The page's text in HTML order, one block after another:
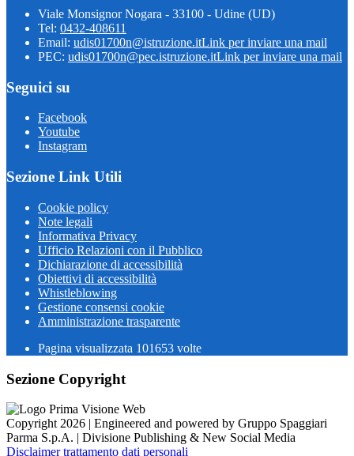
Viale Monsignor Nogara - 33100 - Udine (UD)
Tel: 0432-408611
Email: udis01700n@istruzione.itLink per inviare una mail
PEC: udis01700n@pec.istruzione.itLink per inviare una mail
Seguici su
Facebook
Youtube
Instagram
Sezione Link Utili
Cookie policy
Note legali
Informativa Privacy
Ufficio Relazioni con il Pubblico
Dichiarazione di accessibilità
Obiettivi di accessibilità
Whistleblowing
Gestione consensi cookie
Amministrazione trasparente
Pagina visualizzata 101653 volte
Sezione Copyright
Copyright 2026 | Engineered and powered by Gruppo Spaggiari
Parma S.p.A. | Divisione Publishing & New Social Media
Disclaimer trattamento dati personali